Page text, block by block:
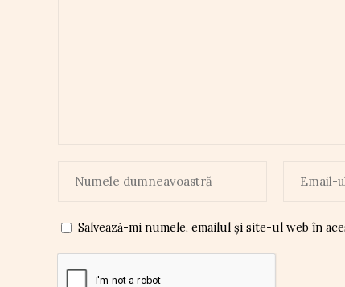
Salvează-mi numele, emailul și site-ul web în